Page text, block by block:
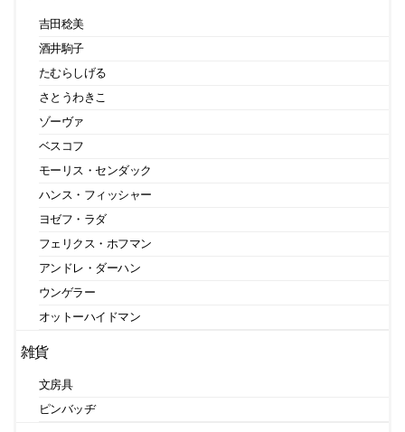
吉田稔美
酒井駒子
たむらしげる
さとうわきこ
ゾーヴァ
ベスコフ
モーリス・センダック
ハンス・フィッシャー
ヨゼフ・ラダ
フェリクス・ホフマン
アンドレ・ダーハン
ウンゲラー
オットーハイドマン
雑貨
文房具
ピンバッヂ